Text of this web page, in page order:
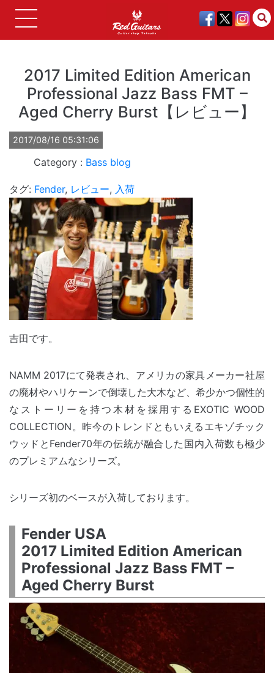
2017 Limited Edition American
Professional Jazz Bass FMT –
Aged Cherry Burst【レビュー】
2017/08/16 05:31:06
Bass blog
タグ: Fender, レビュー, 入荷
吉田です。
NAMM 2017にて発表され、アメリカの家具メーカー社屋
の廃材やハリケーンで倒壊した大木など、希少かつ個性的
なストーリーを持つ木材を採用するEXOTIC WOOD
COLLECTION。昨今のトレンドともいえるエキゾチック
ウッドとFender70年の伝統が融合した国内入荷数も極少
のプレミアムなシリーズ。
シリーズ初のベースが入荷しております。
Fender USA
2017 Limited Edition American
Professional Jazz Bass FMT –
Aged Cherry Burst